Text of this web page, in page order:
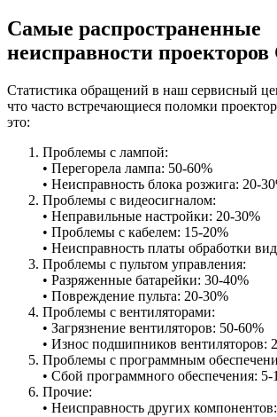
Самые распространенные
неисправности проекторов
Статистика обращений в наш сервисный
что часто встречающиеся поломки
это:
Проблемы с лампой:
• Перегорела лампа: 50-60%
• Неисправность блока розжига: 20-
Проблемы с видеосигналом:
• Неправильные настройки: 20-30%
• Проблемы с кабелем: 15-20%
• Неисправность платы обработки
Проблемы с пультом управления:
• Разряженные батарейки: 30-40%
• Повреждение пульта: 20-30%
Проблемы с вентиляторами:
• Загрязнение вентиляторов: 50-60%
• Износ подшипников вентиляторов:
Проблемы с программным
• Сбой программного обеспечения: 5-
Прочие:
• Неисправность других